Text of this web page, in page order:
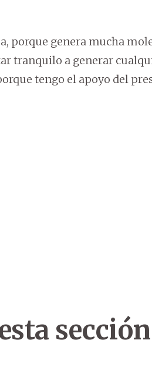
porque genera mucha
tranquilo a generar
tengo el apoyo del
sección